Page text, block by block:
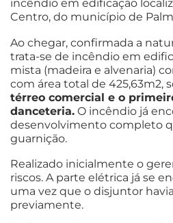
incêndio em edificação
Centro, do município de
Ao chegar, confirmada a
trata-se de incêndio em
mista (madeira e alvenaria)
com área total de 425,63m2,
térreo comercial e o
danceteria. O incêndio já
desenvolvimento completo
guarnição.
Realizado inicialmente o
riscos. A parte elétrica já se
uma vez que o disjuntor
previamente.